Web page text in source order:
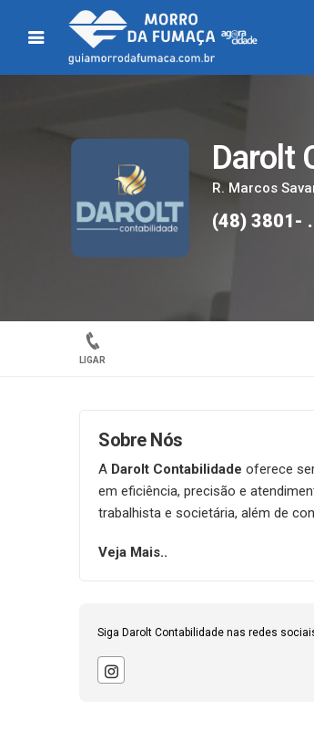
Darolt
R. Marcos
(48) 3801-
LIGAR
Sobre Nós
A Darolt Contabilidade oferece
em eficiência, precisão e
trabalhista e societária, além de
Com uma equipe experiente e
Veja Mais..
Siga Darolt Contabilidade nas redes